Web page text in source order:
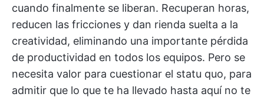
cuando finalmente se liberan. Recuperan horas,
reducen las fricciones y dan rienda suelta a la
creatividad, eliminando una importante pérdida
de productividad en todos los equipos. Pero se
necesita valor para cuestionar el statu quo, para
admitir que lo que te ha llevado hasta aquí no te